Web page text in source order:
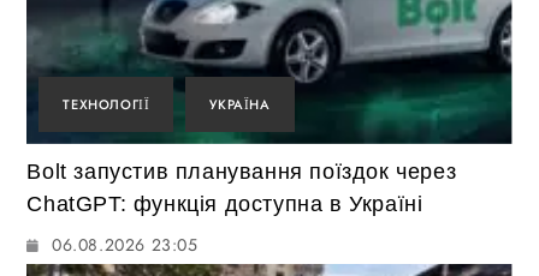
ТЕХНОЛОГІЇ УКРАЇНА
Bolt запустив планування поїздок через
ChatGPT: функція доступна в Україні
06.08.2026 23:05